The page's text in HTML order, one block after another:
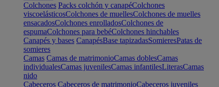
Colchones Packs colchón y canapéColchones
viscoelásticosColchones de muellesColchones de muelles
ensacadosColchones enrolladosColchones de
espumaColchones para bebéColchones hinchables
Canapés y bases CanapésBase tapizadasSomieresPatas de
somieres
Camas Camas de matrimonioCamas doblesCamas
individualesCamas juvenilesCamas infantilesLiterasCamas
nido
Cabeceros Cabeceros de matrimonioCabeceros juveniles